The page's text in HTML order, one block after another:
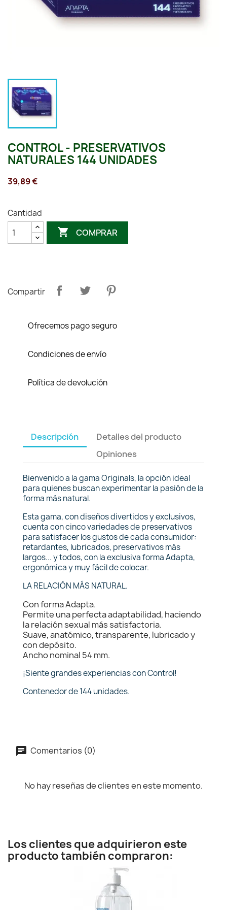
CONTROL - PRESERVATIVOS
NATURALES 144 UNIDADES
39,89 €
Cantidad
 COMPRAR
Compartir
Ofrecemos pago seguro
Condiciones de envío
Política de devolución
Descripción
Detalles del producto
Opiniones
Bienvenido a la gama Originals, la opción ideal
para quienes buscan experimentar la pasión de la
forma más natural.
Esta gama, con diseños divertidos y exclusivos,
cuenta con cinco variedades de preservativos
para satisfacer los gustos de cada consumidor:
retardantes, lubricados, preservativos más
largos... y todos, con la exclusiva forma Adapta,
ergonómica y muy fácil de colocar.
LA RELACIÓN MÁS NATURAL.
Con forma Adapta.
Permite una perfecta adaptabilidad, haciendo
la relación sexual más satisfactoria.
Suave, anatómico, transparente, lubricado y
con depósito.
Ancho nominal 54 mm.
¡Siente grandes experiencias con Control!
Contenedor de 144 unidades.
Comentarios (0)
No hay reseñas de clientes en este momento.
Los clientes que adquirieron este
producto también compraron: